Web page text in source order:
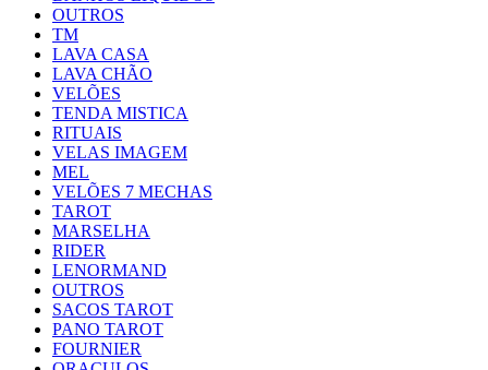
OUTROS
TM
LAVA CASA
LAVA CHÃO
VELÕES
TENDA MISTICA
RITUAIS
VELAS IMAGEM
MEL
VELÕES 7 MECHAS
TAROT
MARSELHA
RIDER
LENORMAND
OUTROS
SACOS TAROT
PANO TAROT
FOURNIER